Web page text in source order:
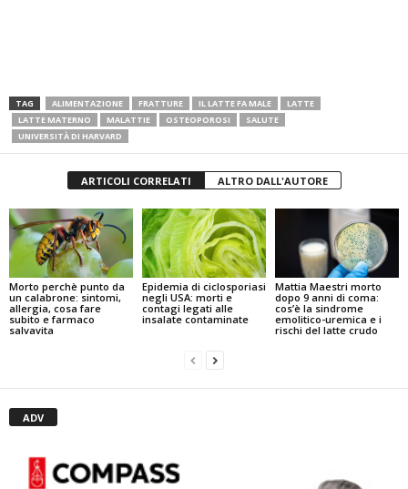
TAG ALIMENTAZIONE FRATTURE IL LATTE FA MALE
LATTE
LATTE MATERNO
MALATTIE OSTEOPOROSI
SALUTE
UNIVERSITÀ DI HARVARD
ARTICOLI CORRELATI ALTRO DALL'AUTORE
Morto perchè punto da
un calabrone: sintomi,
allergia, cosa fare
subito e farmaco
salvavita
Epidemia di ciclosporiasi
negli USA: morti e
contagi legati alle
insalate contaminate
Mattia Maestri morto
dopo 9 anni di coma:
cos’è la sindrome
emolitico-uremica e i
rischi del latte crudo
ADV